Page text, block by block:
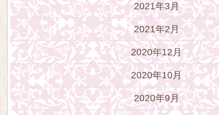
2021年3月
2021年2月
2020年12月
2020年10月
2020年9月